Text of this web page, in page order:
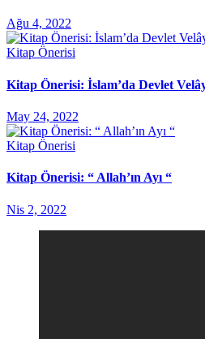
Ağu 4, 2022
Kitap Önerisi
Kitap Önerisi: İslam’da Devlet
May 24, 2022
Kitap Önerisi
Kitap Önerisi: “ Allah’ın Ayı “
Nis 2, 2022